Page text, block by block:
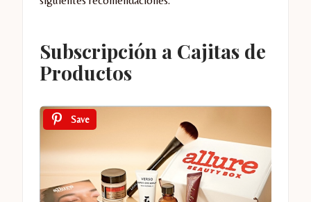
Subscripción a Cajitas de
Productos
Save